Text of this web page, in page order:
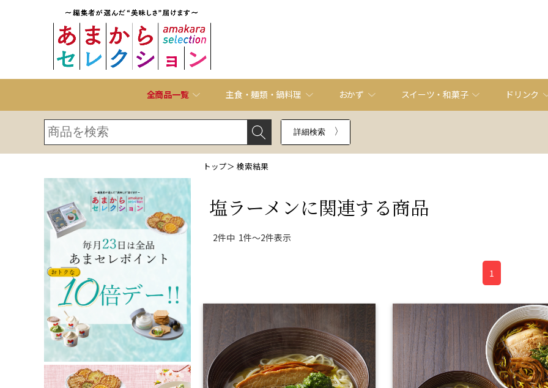
全商品一覧 主食・麺類・鍋料理 おかず スイーツ・和菓子 ドリンク
詳細検索
トップ＞ 検索結果
塩ラーメンに関連する商品
2件中 1件～2件表示
1